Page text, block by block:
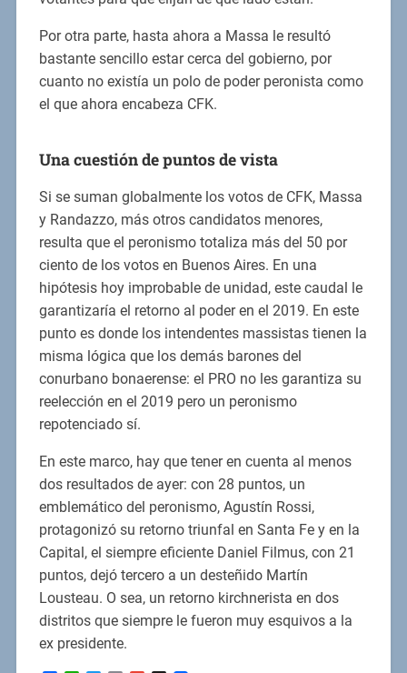
Por otra parte, hasta ahora a Massa le resultó
bastante sencillo estar cerca del gobierno, por
cuanto no existía un polo de poder peronista como
el que ahora encabeza CFK.
Una cuestión de puntos de vista
Si se suman globalmente los votos de CFK, Massa
y Randazzo, más otros candidatos menores,
resulta que el peronismo totaliza más del 50 por
ciento de los votos en Buenos Aires. En una
hipótesis hoy improbable de unidad, este caudal le
garantizaría el retorno al poder en el 2019. En este
punto es donde los intendentes massistas tienen la
misma lógica que los demás barones del
conurbano bonaerense: el PRO no les garantiza su
reelección en el 2019 pero un peronismo
repotenciado sí.
En este marco, hay que tener en cuenta al menos
dos resultados de ayer: con 28 puntos, un
emblemático del peronismo, Agustín Rossi,
protagonizó su retorno triunfal en Santa Fe y en la
Capital, el siempre eficiente Daniel Filmus, con 21
puntos, dejó tercero a un desteñido Martín
Lousteau. O sea, un retorno kirchnerista en dos
distritos que siempre le fueron muy esquivos a la
ex presidente.